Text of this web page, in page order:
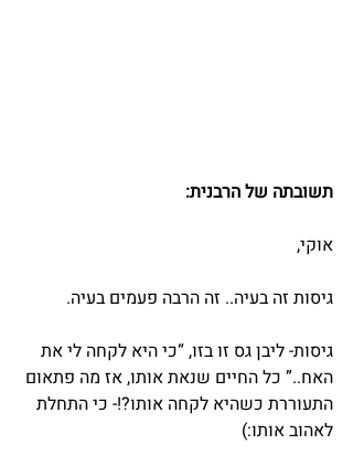
תשובתה של הרבנית:
אוקי,
גיסות זה בעיה.. זה הרבה פעמים בעיה.
גיסות- ליבן גס זו בזו, “כי היא לקחה לי את
האח..” כל החיים שנאת אותו, אז מה פתאום
התעוררת כשהיא לקחה אותו?!- כי התחלת
לאהוב אותו:)